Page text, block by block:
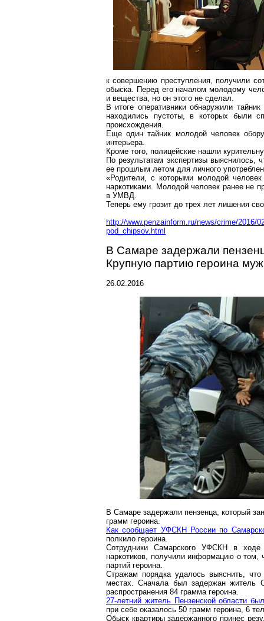
к совершению преступления, получили
обыска. Перед его началом молодому
и вещества, но он этого не сделал.
В итоге оперативники обнаружили
находились пустоты, в которых были
происхождения.
Еще один тайник молодой человек
интерьера.
Кроме того, полицейские нашли
По результатам экспертизы
ее прошлым летом для личного
«Родители, с которыми молодой
наркотиками. Молодой человек ранее не
в УМВД.
Теперь ему грозит до трех лет лишения
http://www.penzainform.ru/news/crime/2016/
pod_chipsov.html
В Самаре задержали
Крупную партию героина
26.02.2016
В Самаре задержалипензенца,который
грамм героина.
Как сообщает УФСКН России по
полкило героина.
Сотрудники Самарского УФСКН в ходе
наркотиков, получили информацию о том,
партий героина.
Стражам порядка удалось выяснить,
местах. Сначала был задержан житель
распространения 84 грамма героина.
27-летний житель Пензенской области
при себе оказалось 50 грамм героина, 6
Обыск квартиры задержанногопринес